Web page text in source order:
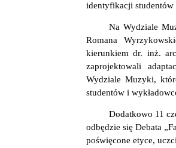
identyfikacji studentów
Na Wydziale
Romana
kierunkiem dr. inż.
zaprojektowali
Wydziale Muzyki,
studentów i
Dodatkowo 11
odbędzie się Debata
poświęcone etyce,